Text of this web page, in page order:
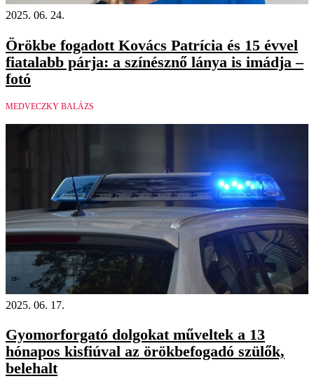
2025. 06. 24.
Örökbe fogadott Kovács Patrícia és 15 évvel
fiatalabb párja: a színésznő lánya is imádja –
fotó
MEDVECZKY BALÁZS
18+
2025. 06. 17.
Gyomorforgató dolgokat műveltek a 13
hónapos kisfiúval az örökbefogadó szülők,
belehalt